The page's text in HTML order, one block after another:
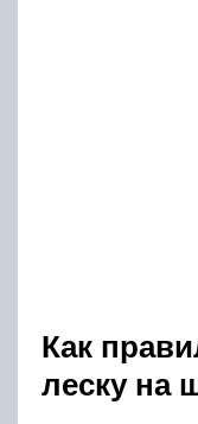
Как
леску на